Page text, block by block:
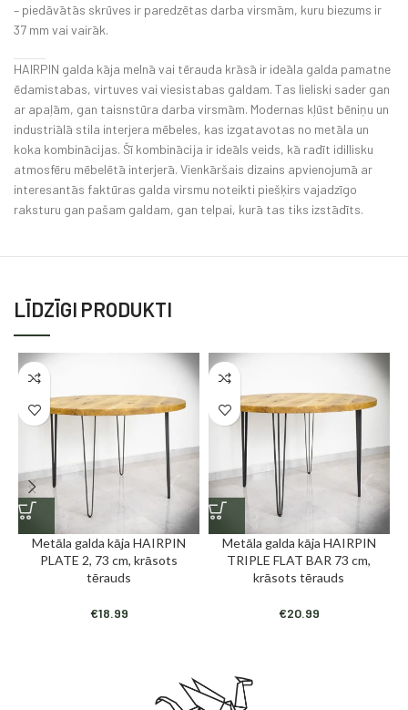
– piedāvātās skrūves ir paredzētas darba virsmām, kuru biezums ir
37 mm vai vairāk.
HAIRPIN galda kāja melnā vai tērauda krāsā ir ideāla galda pamatne
ēdamistabas, virtuves vai viesistabas galdam. Tas lieliski sader gan
ar apaļām, gan taisnstūra darba virsmām. Modernas kļūst bēniņu un
industriālā stila interjera mēbeles, kas izgatavotas no metāla un
koka kombinācijas. Šī kombinācija ir ideāls veids, kā radīt idillisku
atmosfēru mēbelētā interjerā. Vienkāršais dizains apvienojumā ar
interesantās faktūras galda virsmu noteikti piešķirs vajadzīgo
raksturu gan pašam galdam, gan telpai, kurā tas tiks izstādīts.
LĪDZĪGI PRODUKTI
Metāla galda kāja HAIRPIN
PLATE 2, 73 cm, krāsots
tērauds
€18.99
Metāla galda kāja HAIRPIN
TRIPLE FLAT BAR 73 cm,
krāsots tērauds
€20.99